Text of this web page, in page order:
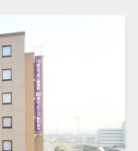
めます。
工温泉